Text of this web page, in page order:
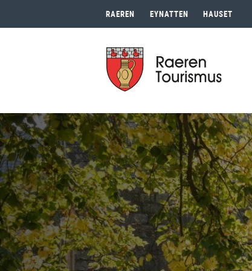
RAEREN EYNATTEN HAUSET